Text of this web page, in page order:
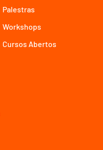
Palestras
Workshops
Cursos Abertos